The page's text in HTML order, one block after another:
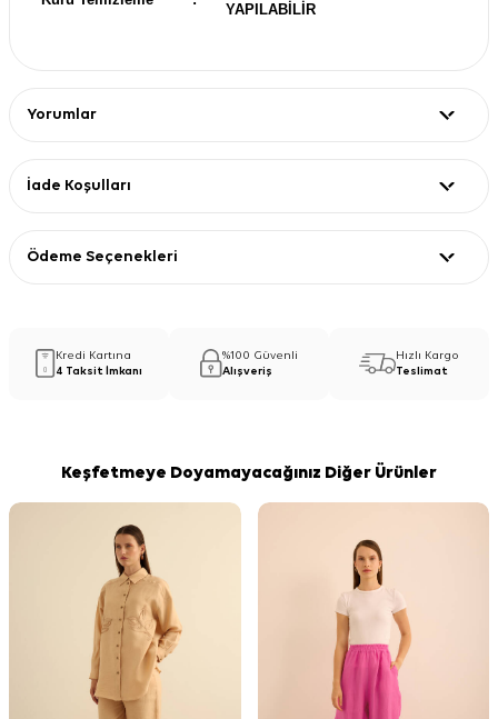
YAPILABİLİR
Yorumlar
İade Koşulları
Ödeme Seçenekleri
Kredi Kartına
4 Taksit İmkanı
%100 Güvenli
Alışveriş
Hızlı Kargo
Teslimat
Keşfetmeye Doyamayacağınız Diğer Ürünler